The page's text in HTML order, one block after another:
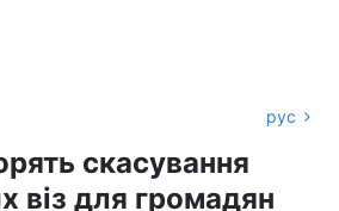
рус
скасування
віз для громадян